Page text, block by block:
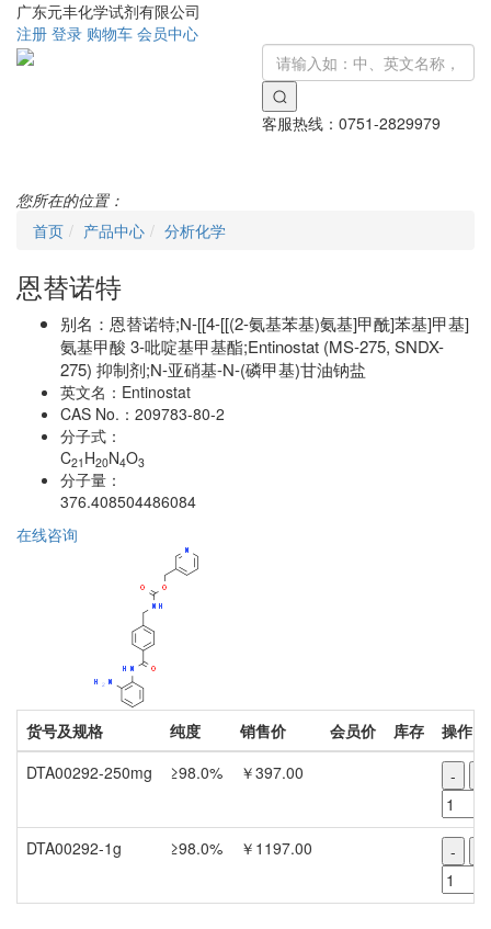
广东元丰化学试剂有限公司
注册 登录 购物车 会员中心
客服热线： 0751-2829979
您所在的位置：
首页
产品中心 分析化学
恩替诺特
别名： 恩替诺特;N-[[4-[[(2-氨基苯基)氨基]甲酰]苯基]甲基]
氨基甲酸 3-吡啶基甲基酯;Entinostat (MS-275, SNDX-
275) 抑制剂;N-亚硝基-N-(磷甲基)甘油钠盐
英文名： Entinostat
CAS No.： 209783-80-2
分子式：
C21 H20N4O3
分子量：
376.408504486084
在线咨询
货号及规格 纯度 销售价 会员价 库存
操作
DTA00292-250mg
≥98.0% ￥397.00 -
DTA00292-1g ≥98.0% ￥1197.00 -